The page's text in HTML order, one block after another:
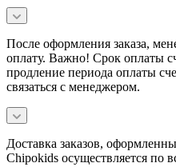
После оформления заказа,
оплату. Важно! Срок оплаты
продление периода оплаты
связаться с менеджером.
Доставка заказов,
Chipokids осуществляется по